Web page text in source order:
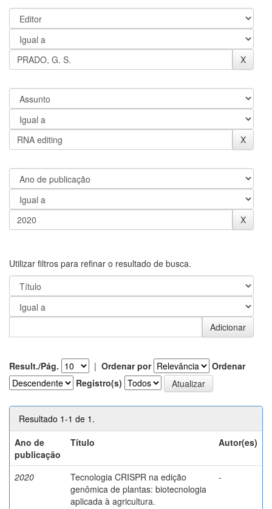
Utilizar filtros para refinar o resultado de busca.
Result./Pág. | Ordenar por
Ordenar
Registro(s)
Resultado 1-1 de 1.
Ano de
publicação
Título Autor(es)
2020
Tecnologia CRISPR na edição
genômica de plantas: biotecnologia
aplicada à agricultura.
-